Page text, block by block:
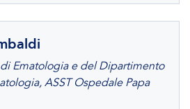
Ematologia e del Dipartimento
ASST Ospedale Papa